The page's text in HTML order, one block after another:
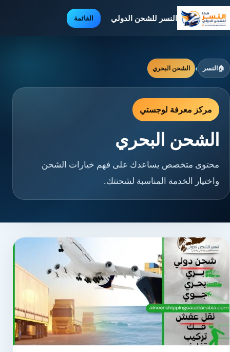
النسر للشحن الدولي القائمة
🏠النسر › الشحن البحري
مركز معرفة لوجستي
الشحن البحري
محتوى متخصص يساعدك على فهم خيارات الشحن
واختيار الخدمة المناسبة لشحنتك.